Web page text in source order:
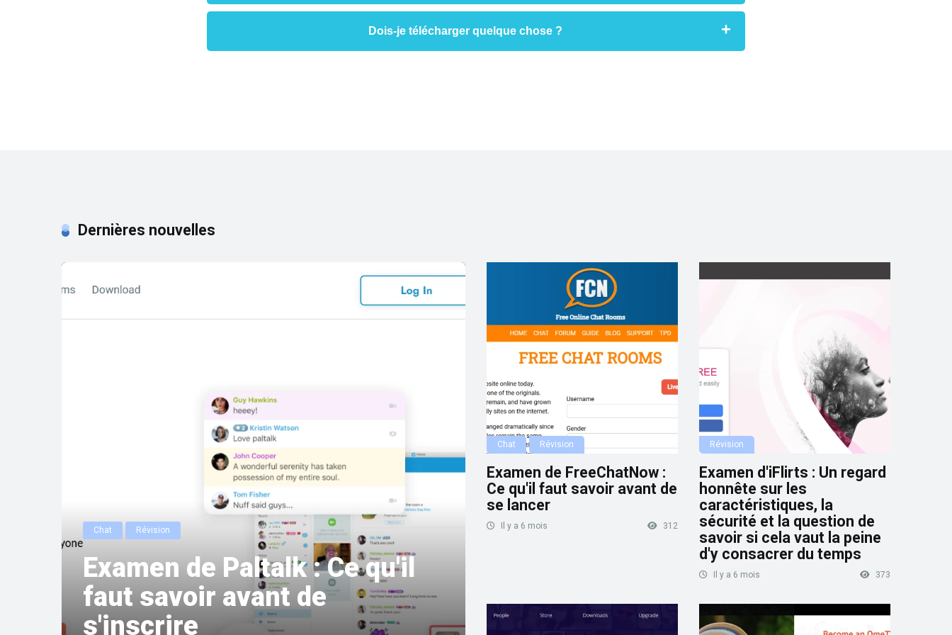
Contrairement à de nombreux autres sites, Camzey offre un streaming fluide,chat gratuit sur cam, and a
privacy-first design that works even on slow connections.
Dois-je télécharger quelque chose ?
Dernières nouvelles
Chat Révision
Examen de Paltalk : Ce qu'il
faut savoir avant de
s'inscrire
Chat Révision
Examen de FreeChatNow :
Ce qu'il faut savoir avant de
se lancer
Il y a 6 mois 312
Révision
Examen d'iFlirts : Un regard
honnête sur les
caractéristiques, la
sécurité et la question de
savoir si cela vaut la peine
d'y consacrer du temps
Il y a 6 mois 373